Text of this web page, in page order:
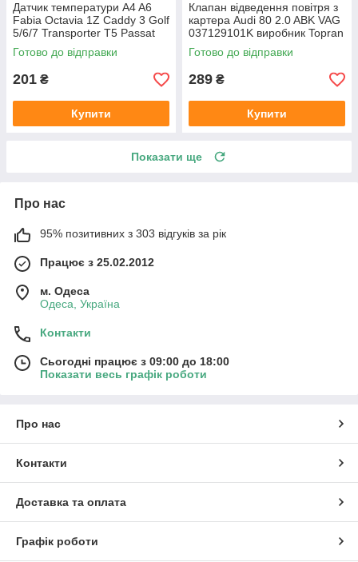
Датчик температури A4 A6
Fabia Octavia 1Z Caddy 3 Golf
5/6/7 Transporter T5 Passat
B6 (колір сірий)
Готово до відправки
201 ₴
Купити
Клапан відведення повітря з
картера Audi 80 2.0 ABK VAG
037129101K виробник Topran
Німеччина
Готово до відправки
289 ₴
Купити
Показати ще
Про нас
95% позитивних з 303 відгуків за рік
Працює з 25.02.2012
м. Одеса
Одеса, Україна
Контакти
Сьогодні працює з 09:00 до 18:00
Показати весь графік роботи
Про нас
Контакти
Доставка та оплата
Графік роботи